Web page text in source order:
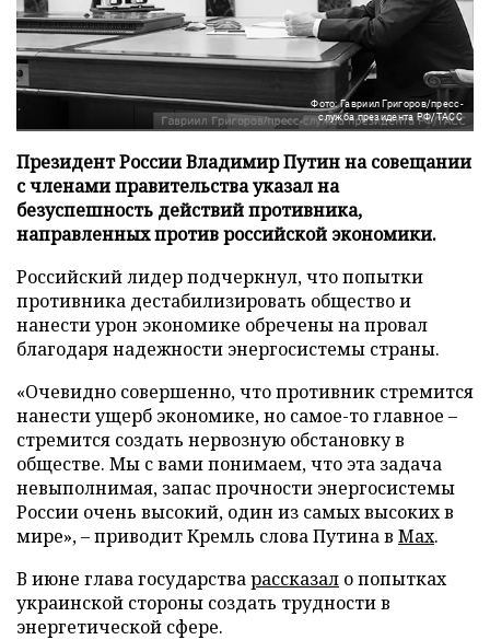
Фото: Гавриил Григоров/пресс-
служба президента РФ/ТАСС
Президент России Владимир Путин на совещании
с членами правительства указал на
безуспешность действий противника,
направленных против российской экономики.
Российский лидер подчеркнул, что попытки
противника дестабилизировать общество и
нанести урон экономике обречены на провал
благодаря надежности энергосистемы страны.
«Очевидно совершенно, что противник стремится
нанести ущерб экономике, но самое-то главное –
стремится создать нервозную обстановку в
обществе. Мы с вами понимаем, что эта задача
невыполнимая, запас прочности энергосистемы
России очень высокий, один из самых высоких в
мире», – приводит Кремль слова Путина в Max.
В июне глава государстварассказал о попытках
украинской стороны создать трудности в
энергетической сфере.